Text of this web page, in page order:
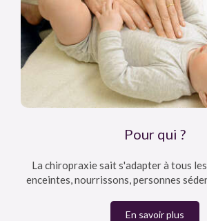
Pour qui ?
La chiropraxie sait s'adapter à tous
enceintes, nourrissons, personnes
En savoir plus